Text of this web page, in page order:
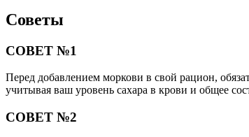
Советы
СОВЕТ №1
Перед добавлением моркови в свой рацион,
учитывая ваш уровень сахара в крови и общее
СОВЕТ №2